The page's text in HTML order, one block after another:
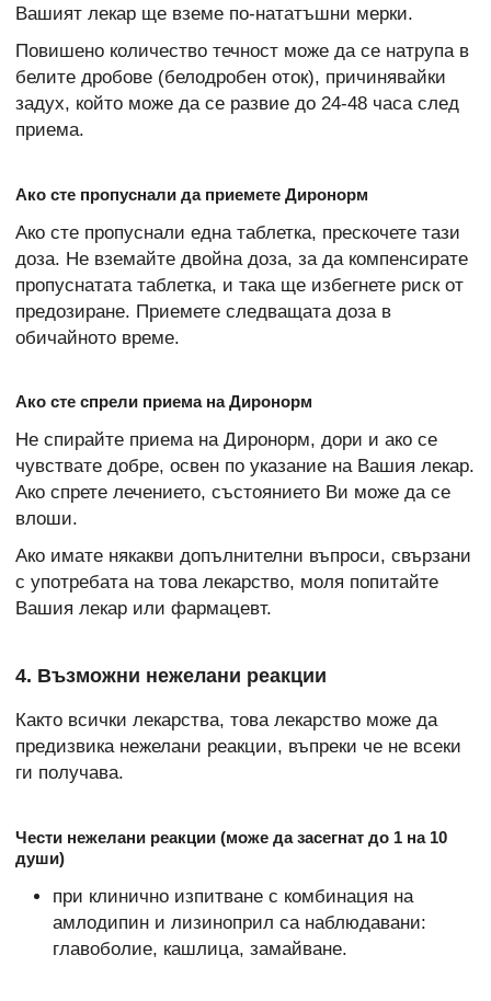
Вашият лекар ще вземе по-нататъшни мерки.
Повишено количество течност може да се натрупа в
белите дробове (белодробен оток), причинявайки
задух, който може да се развие до 24-48 часа след
приема.
Ако сте пропуснали да приемете Диронорм
Ако сте пропуснали една таблетка, прескочете тази
доза. Не вземайте двойна доза, за да компенсирате
пропуснатата таблетка, и така ще избегнете риск от
предозиране. Приемете следващата доза в
обичайното време.
Ако сте спрели приема на Диронорм
Не спирайте приема на Диронорм, дори и ако се
чувствате добре, освен по указание на Вашия лекар.
Ако спрете лечението, състоянието Ви може да се
влоши.
Ако имате някакви допълнителни въпроси, свързани
с употребата на това лекарство, моля попитайте
Вашия лекар или фармацевт.
4. Възможни нежелани реакции
Както всички лекарства, това лекарство може да
предизвика нежелани реакции, въпреки че не всеки
ги получава.
Чести нежелани реакции (може да засегнат до 1 на 10
души)
при клинично изпитване с комбинация на
амлодипин и лизиноприл са наблюдавани:
главоболие, кашлица, замайване.